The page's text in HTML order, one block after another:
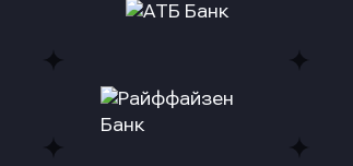
Оправить заявку
в АТБ Банк